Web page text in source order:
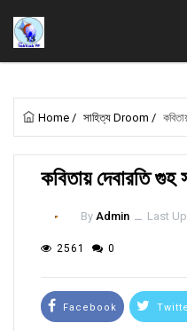
Home / সাহিত্য Droom /
কবিতায় দেবারতি গুহ
By Admin ــ Last
2561 0
Facebook